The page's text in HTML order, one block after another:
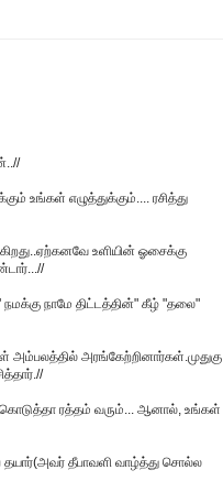
உங்கள் எழுத்துக்கும்.... ரசித்து
உளியின் ஓசைக்கு
நாமே திட்ட‌த்தின்" கீழ் "த‌லை"
அரங்கேற்றினார்கள்.முதுகு
ர‌த்த‌ம் வ‌ரும்... ஆனால், உங்க‌ள்
தயார்(அவர் தீபாவளி வாழ்த்து சொல்ல